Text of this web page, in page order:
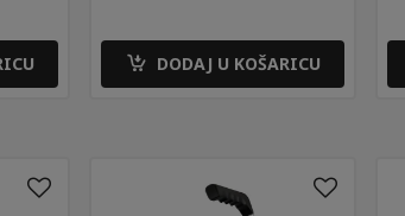
DODAJ U KOŠARICU